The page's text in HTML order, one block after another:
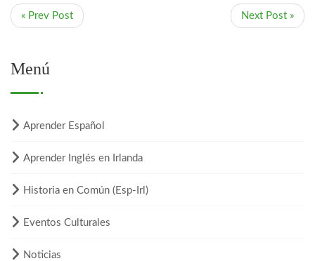
« Prev Post Next Post »
Menú
Aprender Español
Aprender Inglés en Irlanda
Historia en Común (Esp-Irl)
Eventos Culturales
Noticias